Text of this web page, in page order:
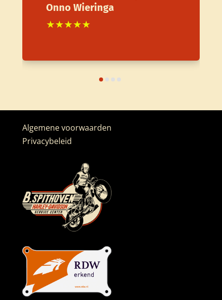
Onno Wieringa
Algemene voorwaarden
Privacybeleid